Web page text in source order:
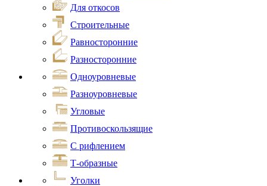
Для откосов
Строительные
Равносторонние
Разносторонние
Одноуровневые
Разноуровневые
Угловые
Противоскользящие
С рифлением
Т-образные
Уголки